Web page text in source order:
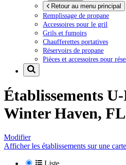
Retour au menu principal
Remplissage de propane
Accessoires pour le gril
Grils et fumoirs
Chaufferettes portatives
Réservoirs de propane
Pièces et accessoires pour
Établissements
Winter Haven, FL
Modifier
Afficher les établissements sur une carte
Liste